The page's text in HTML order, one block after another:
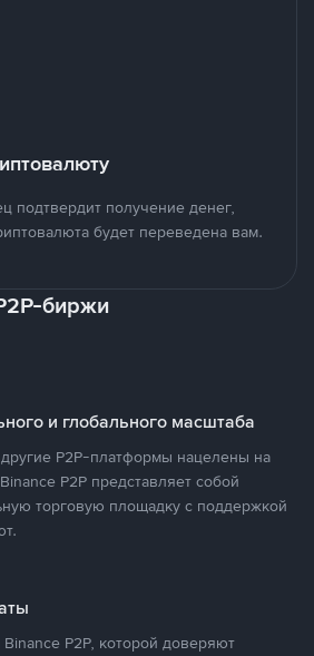
подтвердит получение денег,
будет переведена вам.
биржи
и глобального масштаба
P2P-платформы нацелены на
P2P представляет собой
торговую площадку с поддержкой
P2P, которой доверяют